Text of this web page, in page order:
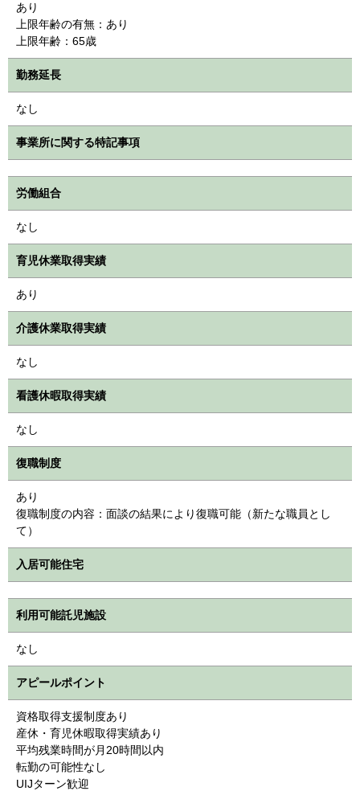
あり
上限年齢の有無：あり
上限年齢：65歳
勤務延長
なし
事業所に関する特記事項
労働組合
なし
育児休業取得実績
あり
介護休業取得実績
なし
看護休暇取得実績
なし
復職制度
あり
復職制度の内容：面談の結果により復職可能（新たな職員とし
て）
入居可能住宅
利用可能託児施設
なし
アピールポイント
資格取得支援制度あり
産休・育児休暇取得実績あり
平均残業時間が月20時間以内
転勤の可能性なし
UIJターン歓迎